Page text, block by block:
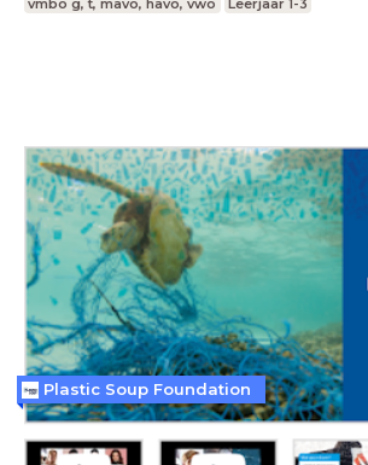
vmbo g, t, mavo, havo, vwo
Leerjaar 1-3
Plastic Soup Foundation